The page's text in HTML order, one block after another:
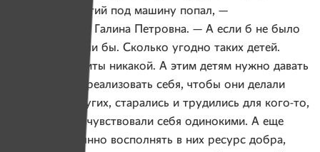
принимал, третий под машину попал, —
раздосадована Галина Петровна. — А если б не было
меня? И добили бы. Сколько угодно таких детей.
У них нет защиты никакой. А этим детям нужно давать
возможность реализовать себя, чтобы они делали
что-то для других, старались и трудились для кого-то,
чтобы они не чувствовали себя одинокими. А еще
нужно постоянно восполнять в них ресурс добра,